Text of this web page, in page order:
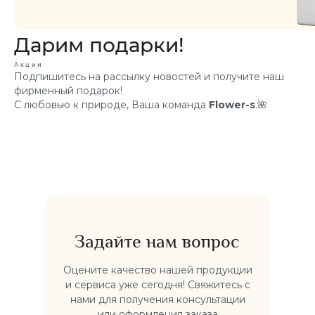
Дарим подарки!
Акции
Подпишитесь на рассылку новостей и получите наш
фирменный подарок!
С любовью к природе, Ваша команда Flower-s.🌺
Задайте нам вопрос
Оцените качество нашей продукции
и сервиса уже сегодня! Свяжитесь с
нами для получения консультации